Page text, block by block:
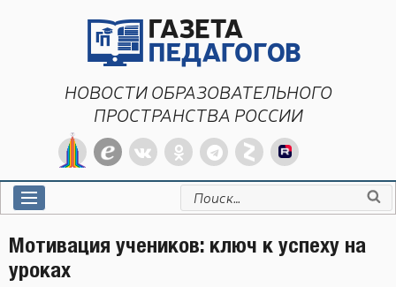
НОВОСТИ ОБРАЗОВАТЕЛЬНОГО
ПРОСТРАНСТВА РОССИИ
Искать:
Мотивация учеников: ключ к успеху на
уроках